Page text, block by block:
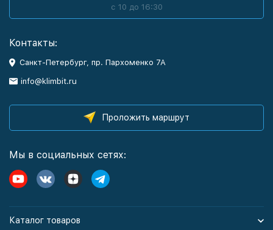
с 10 до 16:30
Контакты:
Санкт-Петербург, пр. Пархоменко 7А
info@klimbit.ru
Проложить маршрут
Мы в социальных сетях:
Каталог товаров